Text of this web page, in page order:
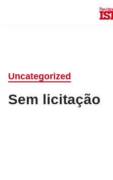
Uncategorized
Sem licitação